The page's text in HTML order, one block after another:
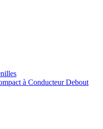
à Conducteur Debout